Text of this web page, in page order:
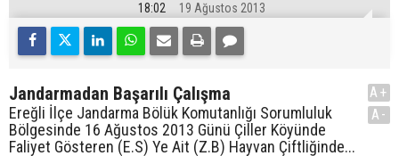
18:02 19 Ağustos 2013
Jandarmadan Başarılı Çalışma
Ereğli İlçe Jandarma Bölük Komutanlığı Sorumluluk
Bölgesinde 16 Ağustos 2013 Günü Çiller Köyünde
Faliyet Gösteren (E.S) Ye Ait (Z.B) Hayvan Çiftliğinde...
A+
A-